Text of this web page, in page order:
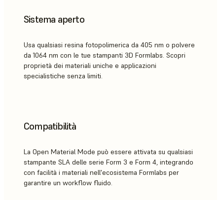
Sistema aperto
Usa qualsiasi resina fotopolimerica da 405 nm o polvere
da 1064 nm con le tue stampanti 3D Formlabs. Scopri
proprietà dei materiali uniche e applicazioni
specialistiche senza limiti.
Compatibilità
La Open Material Mode può essere attivata su qualsiasi
stampante SLA delle serie Form 3 e Form 4, integrando
con facilità i materiali nell'ecosistema Formlabs per
garantire un workflow fluido.